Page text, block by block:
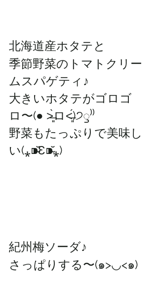
北海道産ホタテと
季節野菜のトマトクリー
ムスパゲティ♪
大きいホタテがゴロゴ
ロ〜(● ˃̶͈̀ロ˂̶͈́)੭ꠥ⁾⁾
野菜もたっぷりで美味し
い(⁎⁍̴̆Ɛ⁍̴̆⁎)
紀州梅ソーダ♪
さっぱりする〜(๑>◡<๑)